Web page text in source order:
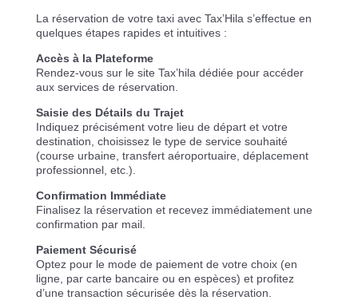
La réservation de votre taxi avec Tax’Hila s’effectue en
quelques étapes rapides et intuitives :
Accès à la Plateforme
Rendez-vous sur le site Tax’hila dédiée pour accéder
aux services de réservation.
Saisie des Détails du Trajet
Indiquez précisément votre lieu de départ et votre
destination, choisissez le type de service souhaité
(course urbaine, transfert aéroportuaire, déplacement
professionnel, etc.).
Confirmation Immédiate
Finalisez la réservation et recevez immédiatement une
confirmation par mail.
Paiement Sécurisé
Optez pour le mode de paiement de votre choix (en
ligne, par carte bancaire ou en espèces) et profitez
d’une transaction sécurisée dès la réservation.